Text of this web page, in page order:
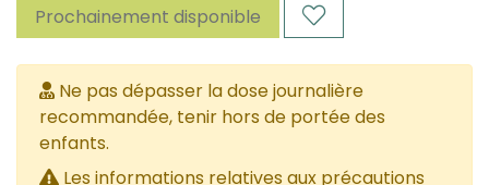
Prochainement disponible
Ne pas dépasser la dose journalière
recommandée, tenir hors de portée des
enfants.
Les informations relatives aux précautions